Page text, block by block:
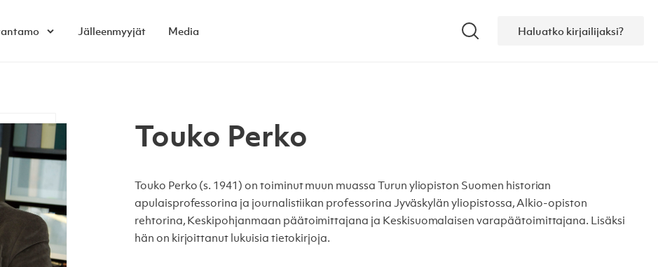
Open child menu
Jälleenmyyjät Media Haluatko kirjailijaksi?
Hae
Touko Perko
Touko Perko (s. 1941) on toiminut muun muassa Turun yliopiston Suomen historian
apulaisprofessorina ja journalistiikan professorina Jyväskylän yliopistossa, Alkio-opiston
rehtorina, Keskipohjanmaan päätoimittajana ja Keskisuomalaisen varapäätoimittajana. Lisäksi
hän on kirjoittanut lukuisia tietokirjoja.